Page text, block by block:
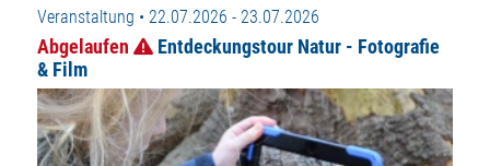
Veranstaltung • 22.07.2026 - 23.07.2026
Abgelaufen
Entdeckungstour Natur - Fotografie
& Film